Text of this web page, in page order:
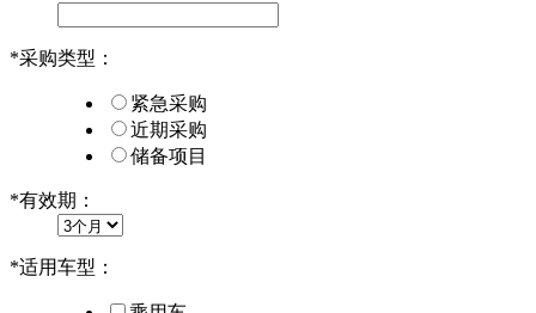
乐道L60核心零部件配套供应商一览
*采购类型：
紧急采购
近期采购
储备项目
*有效期：
*适用车型：